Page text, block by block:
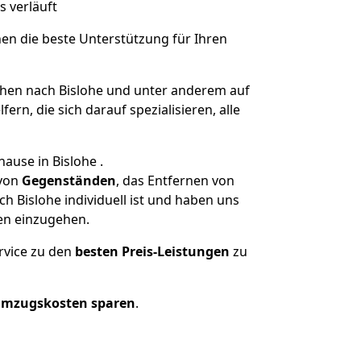
verläuft
die beste Unterstützung für Ihren
nach Bislohe und unter anderem auf
die sich darauf spezialisieren, alle
in Bislohe .
Gegenständen, das Entfernen von
Bislohe individuell ist und haben uns
einzugehen.
zu den besten Preis-Leistungen zu
sparen.